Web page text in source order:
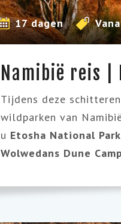
17 dagen
Namibië reis |
Tijdens deze
wildparken van
u Etosha National
Wolwedans Dune Camp